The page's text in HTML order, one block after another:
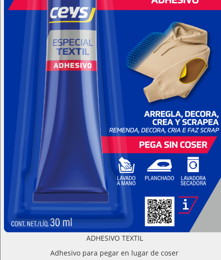
ADHESIVO TEXTIL
Adhesivo para pegar en lugar de coser